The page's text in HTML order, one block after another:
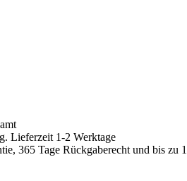
Lieferzeit 1-2 Werktage
365 Tage Rückgaberecht und bis zu